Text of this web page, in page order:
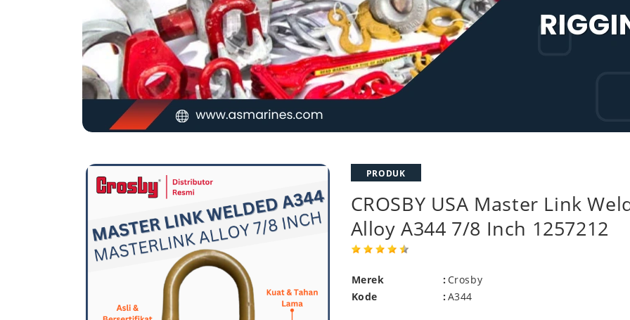
PRODUK
CROSBY USA Master Link
Alloy A344 7/8 Inch 1257212
Merek : Crosby
Kode
: A344